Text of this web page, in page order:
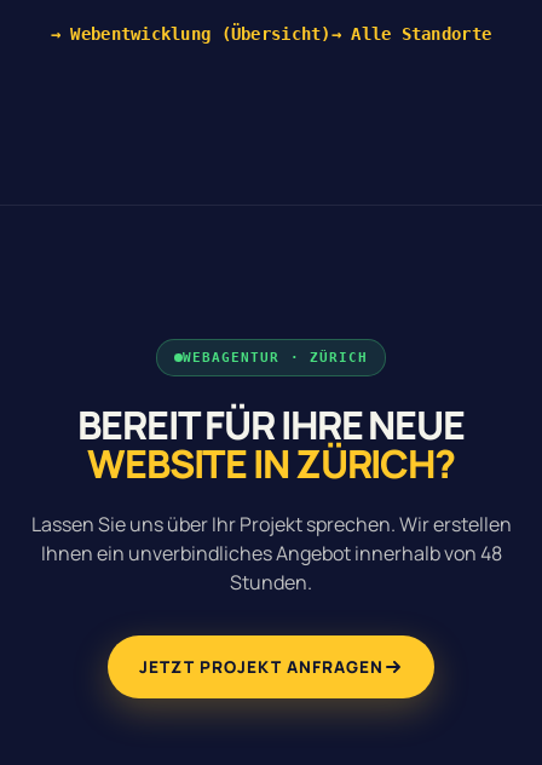
→ Webentwicklung (Übersicht)→ Alle Standorte
WEBAGENTUR · ZÜRICH
BEREIT FÜR IHRE NEUE
WEBSITE IN ZÜRICH?
Lassen Sie uns über Ihr Projekt sprechen. Wir erstellen
Ihnen ein unverbindliches Angebot innerhalb von 48
Stunden.
JETZT PROJEKT ANFRAGEN